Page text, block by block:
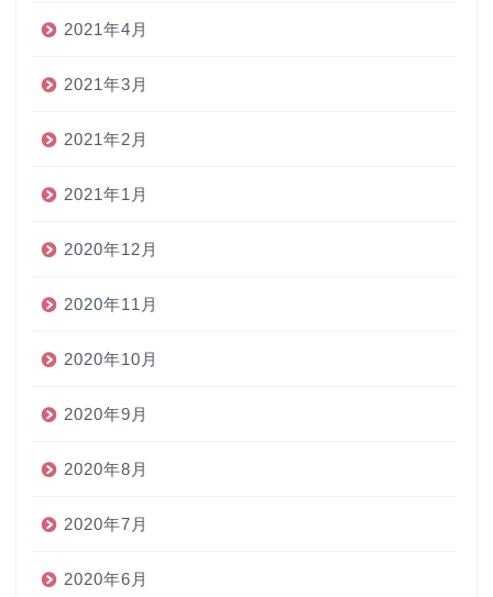
2021年4月
2021年3月
2021年2月
2021年1月
2020年12月
2020年11月
2020年10月
2020年9月
2020年8月
2020年7月
2020年6月